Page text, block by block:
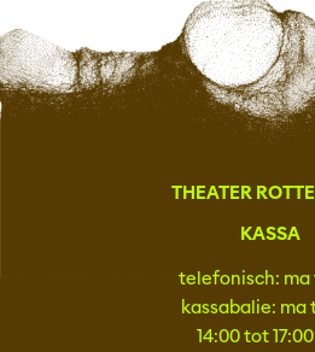
THEATER
KASSA
telefonisch: ma
kassabalie: ma
14:00 tot